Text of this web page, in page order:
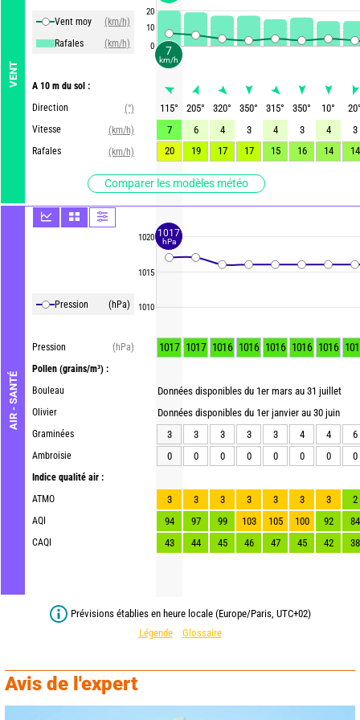
VENT
Vent moy
(km/h)
Rafales
(km/h)
A 10 m du sol :
Direction
(°)
Vitesse
(km/h)
Rafales
(km/h)
Comparer les modèles météo
AIR - SANTÉ
Pression (hPa)
Pression
(hPa)
Pollen (grains/m³) :
Bouleau
Olivier
Graminées
Ambroisie
Indice qualité air :
ATMO
AQI
CAQI
20
10
0
1020
1015
1010
115° 205° 320° 350° 315° 350° 10° 20
7
6 4 3 4 3 4
3
20
19 17 17 15 16 14 14
1017 1017 1016 1016 1016 1016 1016
Données disponibles du 1er mars au 31 juillet
Données disponibles du 1er janvier au 30 juin
3
3 3 3 3 4 4
6
0
0 0 0 0 0 0 0
3 3 3 3 3 3 3
2
94
97 99 103 105 100 92
84
43
44 45 46 47 45 42 38
Prévisions établies en heure locale (Europe/Paris, UTC+02)
Légende
Glossaire
Avis de l'expert
7
km/h
1017
hPa